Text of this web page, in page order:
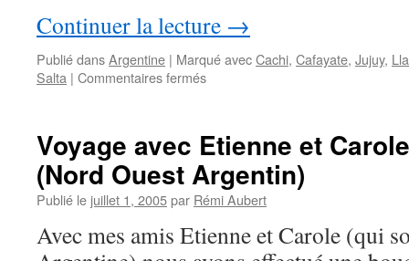
Continuer la lecture →
Publié dansArgentine | Marqué avecCachi, Cafayate, Jujuy,
Salta | Commentaires ferméssur
Ouest
Argentin
(NOA)
Voyage avec Etienne et
(Nord Ouest Argentin)
Publié le juillet 1, 2005par Rémi Aubert
Avec mes amis Etienne et Carole (qui